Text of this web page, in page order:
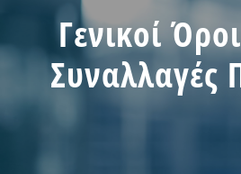
Γενικοί
Συναλλαγές